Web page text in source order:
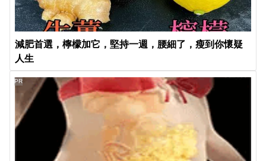
減肥首選，檸檬加它，堅持一週，腰細了，瘦到你懷疑
人生
PR